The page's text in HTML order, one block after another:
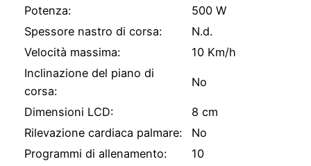
Potenza:
500 W
Spessore nastro di corsa:
N.d.
Velocità massima:
10 Km/h
Inclinazione del piano di
corsa:
No
Dimensioni LCD:
8 cm
Rilevazione cardiaca palmare:
No
Programmi di allenamento:
10